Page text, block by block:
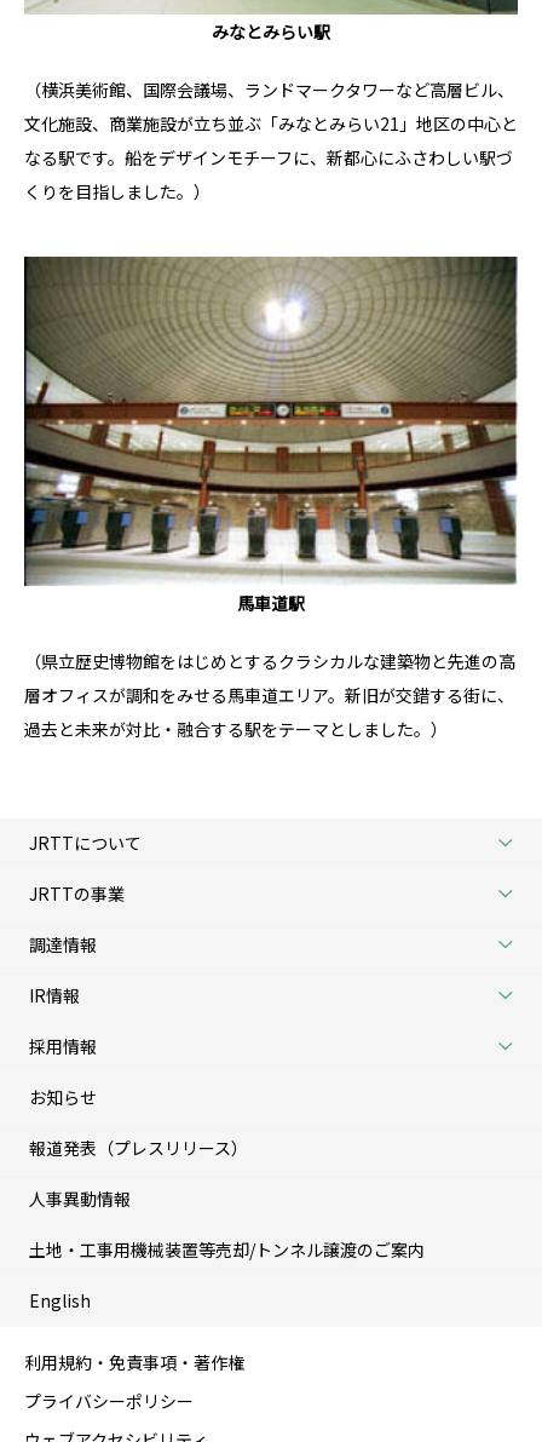
みなとみらい駅
（横浜美術館、国際会議場、ランドマークタワーなど高層ビル、
文化施設、商業施設が立ち並ぶ「みなとみらい21」地区の中心と
なる駅です。船をデザインモチーフに、新都心にふさわしい駅づ
くりを目指しました。）
馬車道駅
（県立歴史博物館をはじめとするクラシカルな建築物と先進の高
層オフィスが調和をみせる馬車道エリア。新旧が交錯する街に、
過去と未来が対比・融合する駅をテーマとしました。）
JRTTについて
JRTTの事業
調達情報
IR情報
採用情報
お知らせ
報道発表（プレスリリース）
人事異動情報
土地・工事用機械装置等売却/トンネル譲渡のご案内
English
利用規約・免責事項・著作権
プライバシーポリシー